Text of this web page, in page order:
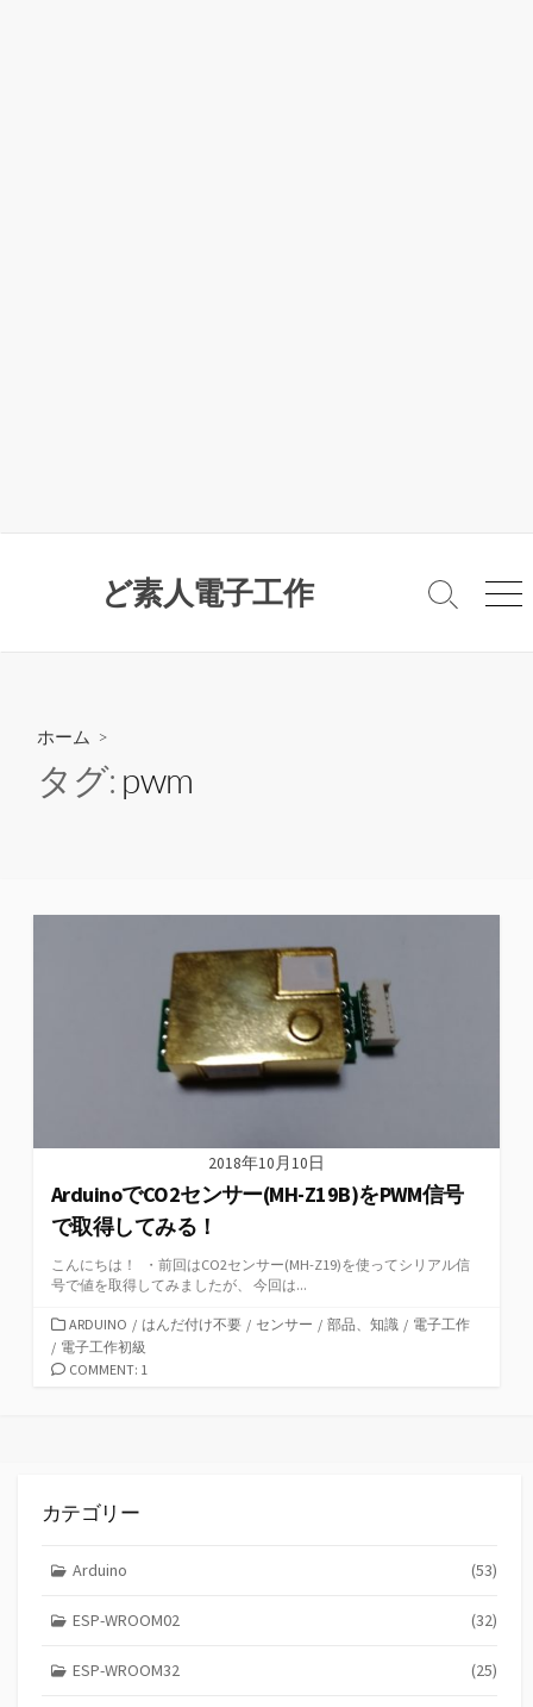
ど素人電子工作
検
メ
ホーム >
タグ: pwm
2018年10月10日
ArduinoでCO2センサー(MH-Z19B)をPWM信号
で取得してみる！
こんにちは！ ・前回はCO2センサー(MH-Z19)を使ってシリアル信
号で値を取得してみましたが、 今回は...
カ
テ
ゴ
ARDUINO / はんだ付け不要 / センサー / 部品、知識 / 電子工作
/ 電子工作初級
COMMENT: 1
カテゴリー
Arduino (53)
ESP-WROOM02 (32)
ESP-WROOM32 (25)